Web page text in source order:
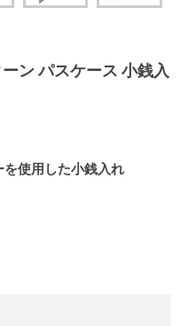
ン パスケース 小銭入
使用した小銭入れ